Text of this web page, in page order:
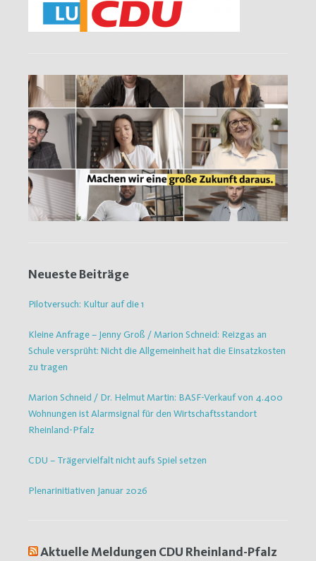
Neueste Beiträge
Pilotversuch: Kultur auf die 1
Kleine Anfrage – Jenny Groß / Marion Schneid: Reizgas an
Schule versprüht: Nicht die Allgemeinheit hat die Einsatzkosten
zu tragen
Marion Schneid / Dr. Helmut Martin: BASF-Verkauf von 4.400
Wohnungen ist Alarmsignal für den Wirtschaftsstandort
Rheinland-Pfalz
CDU – Trägervielfalt nicht aufs Spiel setzen
Plenarinitiativen Januar 2026
Aktuelle Meldungen CDU Rheinland-Pfalz